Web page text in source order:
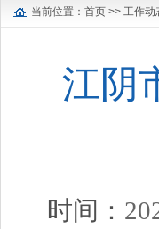
当前位置： 首页 >> 工作动
江阴
时间：